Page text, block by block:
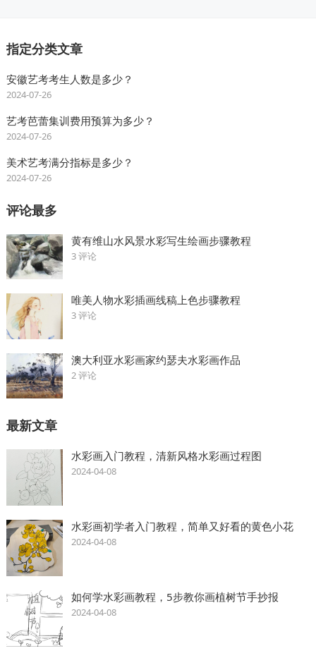
指定分类文章
安徽艺考考生人数是多少？
2024-07-26
艺考芭蕾集训费用预算为多少？
2024-07-26
美术艺考满分指标是多少？
2024-07-26
评论最多
黄有维山水风景水彩写生绘画步骤教程
3 评论
唯美人物水彩插画线稿上色步骤教程
3 评论
澳大利亚水彩画家约瑟夫水彩画作品
2 评论
最新文章
水彩画入门教程，清新风格水彩画过程图
2024-04-08
水彩画初学者入门教程，简单又好看的黄色小花
2024-04-08
如何学水彩画教程，5步教你画植树节手抄报
2024-04-08